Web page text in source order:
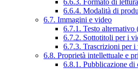
6.6.4. Modalità di
6.7. Immagini e video
6.7.1. Testo
6.7.2. Sottotitoli per i
6.7.3. Trascrizioni per i
6.8. Proprietà intellettuale e
6.8.1. Pubblicazione di